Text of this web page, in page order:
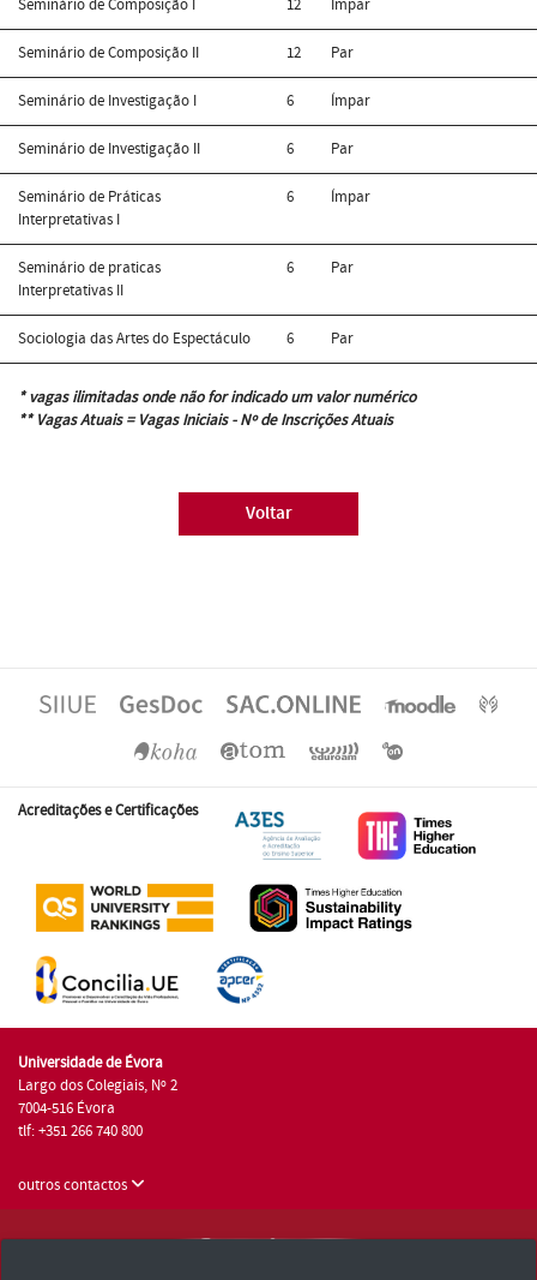
Seminário de Composição II 12 Par
Seminário de Investigação I 6 Ímpar
Seminário de Investigação II 6 Par
Seminário de Práticas
Interpretativas I
6 Ímpar
Seminário de praticas
Interpretativas II
6 Par
Sociologia das Artes do Espectáculo 6 Par
* vagas ilimitadas onde não for indicado um valor numérico
** Vagas Atuais = Vagas Iniciais - Nº de Inscrições Atuais
Voltar
Acreditações e Certificações
Universidade de Évora
Largo dos Colegiais, Nº 2
7004-516 Évora
tlf: +351 266 740 800
outros contactos